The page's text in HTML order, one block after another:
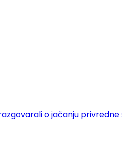
o jačanju